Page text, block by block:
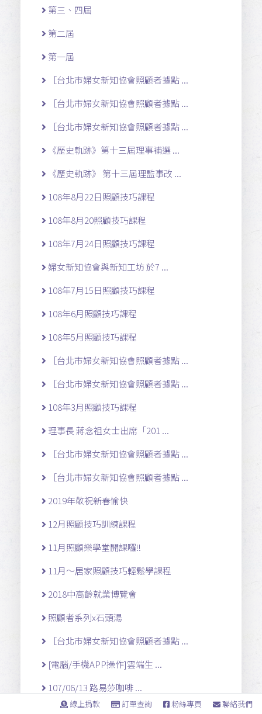
第三、四屆
第二屆
第一屆
［台北市婦女新知協會照顧者據點 ...
［台北市婦女新知協會照顧者據點 ...
［台北市婦女新知協會照顧者據點 ...
《歷史軌跡》第十三屆理事補選 ...
《歷史軌跡》 第十三屆理監事改 ...
108年8月22日照顧技巧課程
108年8月20照顧技巧課程
108年7月24日照顧技巧課程
婦女新知協會與新知工坊 於7 ...
108年7月15日照顧技巧課程
108年6月照顧技巧課程
108年5月照顧技巧課程
［台北市婦女新知協會照顧者據點 ...
［台北市婦女新知協會照顧者據點 ...
108年3月照顧技巧課程
理事長 蔣念祖女士出席「201 ...
［台北市婦女新知協會照顧者據點 ...
［台北市婦女新知協會照顧者據點 ...
2019年敬祝新春愉快
12月照顧技巧訓練課程
11月照顧樂學堂開課囉!!
11月～居家照顧技巧輕鬆學課程
2018中高齡就業博覽會
照顧者系列x石頭湯
［台北市婦女新知協會照顧者據點 ...
[電腦/手機APP操作]雲端生 ...
107/06/13 路易莎咖啡 ...
舞媚媽咪母親節活動
線上捐款 訂單查詢 粉絲專頁 聯絡我們